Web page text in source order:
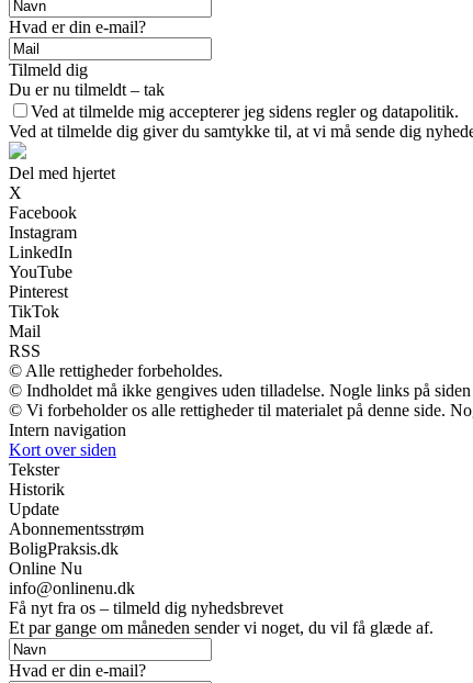
Hvad er din e-mail?
Tilmeld dig
Du er nu tilmeldt – tak
Ved at tilmelde mig accepterer jeg sidens regler og datapolitik.
Ved at tilmelde dig giver du samtykke til, at vi må sende dig
Del med hjertet
X
Facebook
Instagram
LinkedIn
YouTube
Pinterest
TikTok
Mail
RSS
© Alle rettigheder forbeholdes.
© Indholdet må ikke gengives uden tilladelse. Nogle links på
© Vi forbeholder os alle rettigheder til materialet på denne side.
Intern navigation
Kort over siden
Tekster
Historik
Update
Abonnementsstrøm
BoligPraksis.dk
Online Nu
info@onlinenu.dk
Få nyt fra os – tilmeld dig nyhedsbrevet
Et par gange om måneden sender vi noget, du vil få glæde af.
Hvad er din e-mail?